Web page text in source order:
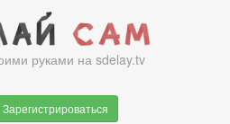
руками на sdelay.tv
Зарегистрироваться